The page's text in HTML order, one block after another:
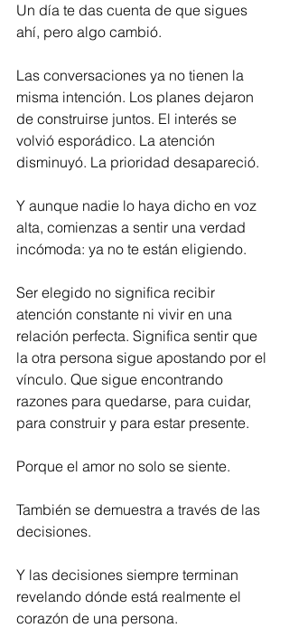
Un día te das cuenta de que sigues
ahí, pero algo cambió.
Las conversaciones ya no tienen la
misma intención. Los planes dejaron
de construirse juntos. El interés se
volvió esporádico. La atención
disminuyó. La prioridad desapareció.
Y aunque nadie lo haya dicho en voz
alta, comienzas a sentir una verdad
incómoda: ya no te están eligiendo.
Ser elegido no significa recibir
atención constante ni vivir en una
relación perfecta. Significa sentir que
la otra persona sigue apostando por el
vínculo. Que sigue encontrando
razones para quedarse, para cuidar,
para construir y para estar presente.
Porque el amor no solo se siente.
También se demuestra a través de las
decisiones.
Y las decisiones siempre terminan
revelando dónde está realmente el
corazón de una persona.